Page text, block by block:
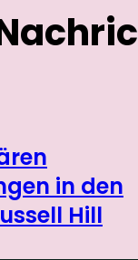
in den
Hill